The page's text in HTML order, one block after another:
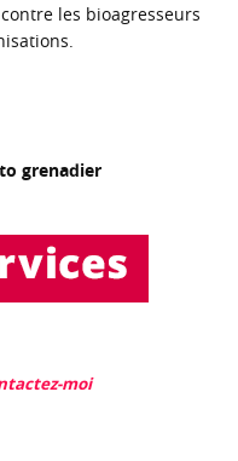
les bioagresseurs
grenadier
moi